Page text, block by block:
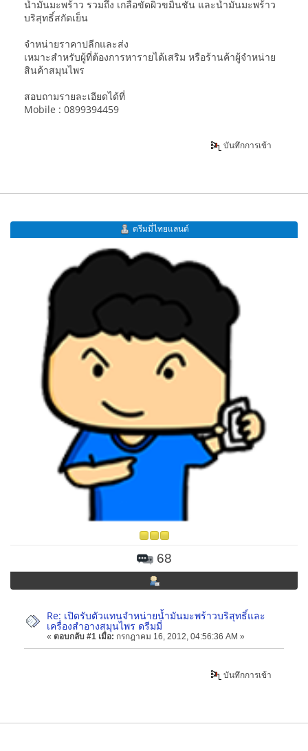
น้ำมันมะพร้าว รวมถึง เกลือขัดผิวขมิ้นชัน และน้ำมันมะพร้าว
บริสุทธิ์สกัดเย็น
จำหน่ายราคาปลีกและส่ง
เหมาะสำหรับผู้ที่ต้องการหารายได้เสริม หรือร้านค้าผู้จำหน่าย
สินค้าสมุนไพร
สอบถามรายละเอียดได้ที่
Mobile : 0899394459
บันทึกการเข้า
ดรีมมี่ไทยแลนด์
68
Re: เปิดรับตัวแทนจำหน่ายน้ำมันมะพร้าวบริสุทธิ์และ
เครื่องสำอางสมุนไพร ดรีมมี่
« ตอบกลับ #1 เมื่อ: กรกฎาคม 16, 2012, 04:56:36 AM »
บันทึกการเข้า